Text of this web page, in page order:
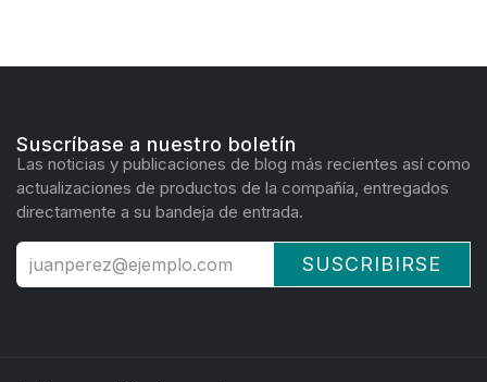
Suscríbase a nuestro boletín
Las noticias y publicaciones de blog más recientes así como
actualizaciones de productos de la compañía, entregados
directamente a su bandeja de entrada.
SUSCRIBIRSE